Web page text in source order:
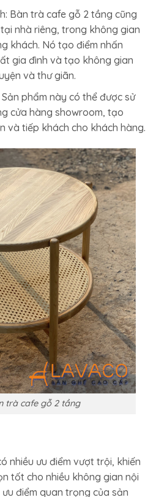
Bàn trà cafe gỗ 2 tầng cũng
nhà riêng, trong không gian
khách. Nó tạo điểm nhấn
gia đình và tạo không gian
và thư giãn.
phẩm này có thể được sử
cửa hàng showroom, tạo
và tiếp khách cho khách hàng.
trà cafe gỗ 2 tầng
nhiều ưu điểm vượt trội, khiến
tốt cho nhiều không gian nội
điểm quan trọng của sản